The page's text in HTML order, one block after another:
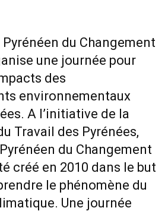
Pyrénéen du Changement
une journée pour
des
environnementaux
A l’initiative de la
Travail des Pyrénées,
du Changement
créé en 2010 dans le but
le phénomène du
Une journée